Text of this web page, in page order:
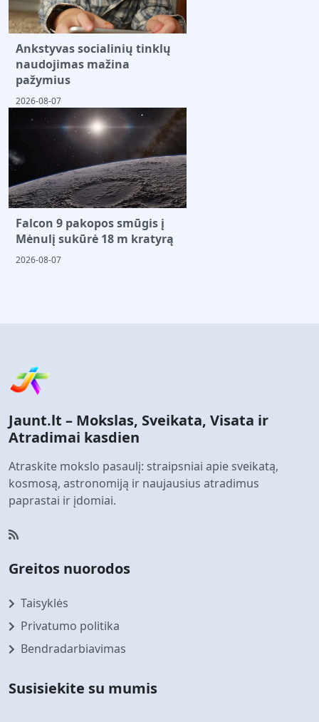
Ankstyvas socialinių tinklų
naudojimas mažina
pažymius
2026-08-07
Falcon 9 pakopos smūgis į
Mėnulį sukūrė 18 m kratyrą
2026-08-07
Jaunt.lt – Mokslas, Sveikata, Visata ir
Atradimai kasdien
Atraskite mokslo pasaulį: straipsniai apie sveikatą,
kosmosą, astronomiją ir naujausius atradimus
paprastai ir įdomiai.
Greitos nuorodos
Taisyklės
Privatumo politika
Bendradarbiavimas
Susisiekite su mumis